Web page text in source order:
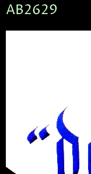
AB2629